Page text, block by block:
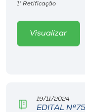
o idioma
1° Retificação
Visualizar
19/11/2024
EDITAL